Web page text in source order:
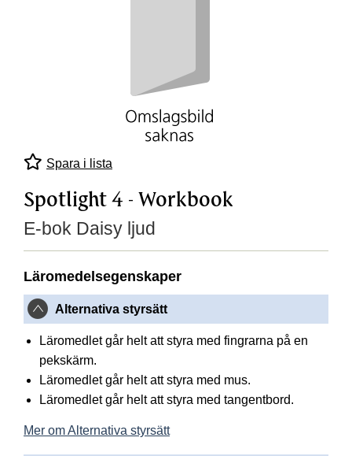
Spara i lista
Spotlight 4 - Workbook
E-bok Daisy ljud
Läromedelsegenskaper
Alternativa styrsätt
Läromedlet går helt att styra med fingrarna på en
pekskärm.
Läromedlet går helt att styra med mus.
Läromedlet går helt att styra med tangentbord.
Mer om Alternativa styrsätt